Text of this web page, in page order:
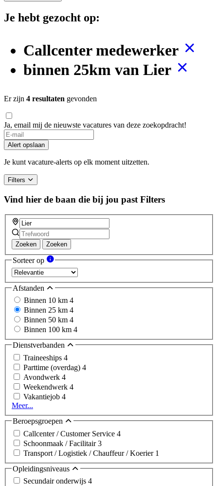
Je hebt gezocht op:
Callcenter medewerker
binnen 25km van Lier
Er zijn 4 resultaten gevonden
Ja, email mij de nieuwste vacatures van deze zoekopdracht!
Alert opslaan
Je kunt vacature-alerts op elk moment uitzetten.
Filters
Vind hier de baan die bij jou past Filters
Zoeken Zoeken
Sorteer op
Afstanden
Binnen 10 km 4
Binnen 25 km 4
Binnen 50 km 4
Binnen 100 km 4
Dienstverbanden
Traineeships 4
Parttime (overdag) 4
Avondwerk 4
Weekendwerk 4
Vakantiejob 4
Meer...
Beroepsgroepen
Callcenter / Customer Service 4
Schoonmaak / Facilitair3
Transport / Logistiek / Chauffeur / Koerier 1
Opleidingsniveaus
Secundair onderwijs 4